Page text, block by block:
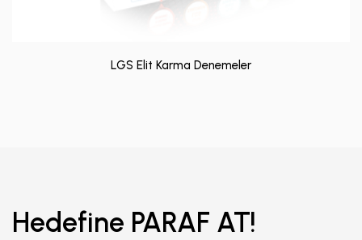
LGS Elit Karma Denemeler
Hedefine PARAF AT!